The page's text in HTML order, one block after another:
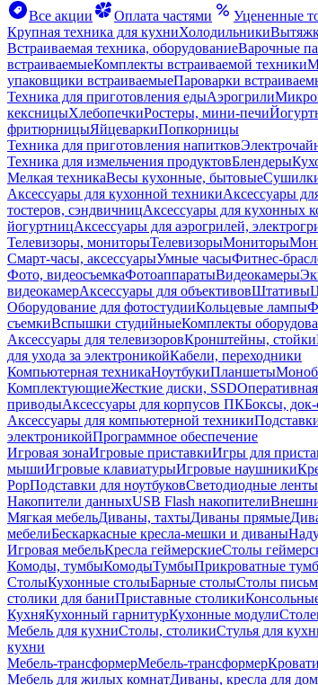
Все акции
Оплата частями Уцененные
Крупная техника для кухниХолодильники
Встраиваемая техника, оборудованиеВарочные
встраиваемыеКомплекты встраиваемой техники
упаковщики встраиваемыеПароварки
Техника для приготовления едыАэрогрили
кексницыХлебопечкиРостеры, мини-печи
фритюрницыЯйцеваркиПопкорницы
Техника для приготовления напитков
Техника для измельчения продуктовБлендеры
Мелкая техникаВесы кухонные, бытовые
Аксессуары для кухонной техникиАксессуары
тостеров, сэндвичницАксессуары для кухонных
йогуртницАксессуары для аэрогрилей,
Телевизоры, мониторыТелевизорыМониторы
Смарт-часы, аксессуарыУмные часыФитнес-
Фото, видеосъемкаФотоаппаратыВидеокамеры
видеокамерАксессуары для объективовШтативы
Оборудование для фотостудииКольцевые лампы
съемкиВспышки студийныеКомплекты
Аксессуары для телевизоровКронштейны, стойки
для ухода за электроникойКабели, переходники
Компьютерная техникаНоутбукиПланшеты
КомплектующиеЖесткие диски, SSD
приводыАксессуары для корпусов ПКБоксы, док-
Аксессуары для компьютерной техники
электроникойПрограммное обеспечение
Игровая зонаИгровые приставкиИгры для
мышиИгровые клавиатурыИгровые наушники
PopПодставки для ноутбуковСветодиодные ленты
Накопители данныхUSB Flash накопители
Мягкая мебельДиваны, тахтыДиваны прямые
мебелиБескаркасные кресла-мешки и диваны
Игровая мебельКресла геймерскиеСтолы
Комоды, тумбыКомодыТумбыПрикроватные
СтолыКухонные столыБарные столыСтолы
столики для баниПриставные столики
КухняКухонный гарнитурКухонные модули
Мебель для кухниСтолы, столикиСтулья для
кухни
Мебель-трансформерМебель-трансформер
Мебель для жилых комнатДиваны, кресла для